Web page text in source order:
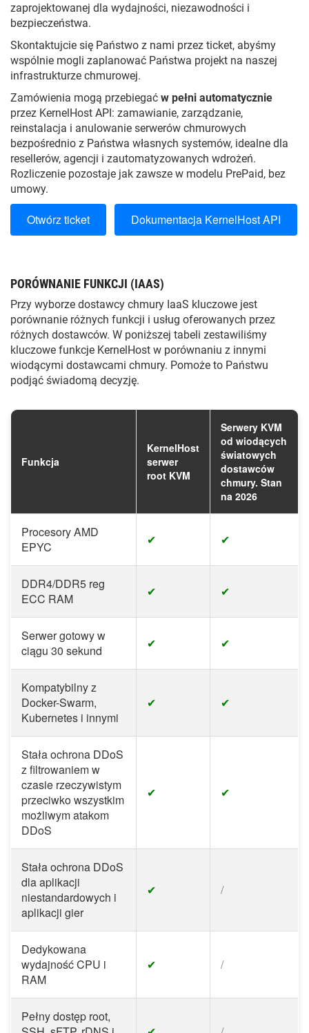
zaprojektowanej dla wydajności, niezawodności i
bezpieczeństwa.
Skontaktujcie się Państwo z nami przez ticket, abyśmy
wspólnie mogli zaplanować Państwa projekt na naszej
infrastrukturze chmurowej.
Zamówienia mogą przebiegać w pełni automatycznie
przez KernelHost API: zamawianie, zarządzanie,
reinstalacja i anulowanie serwerów chmurowych
bezpośrednio z Państwa własnych systemów, idealne dla
resellerów, agencji i zautomatyzowanych wdrożeń.
Rozliczenie pozostaje jak zawsze w modelu PrePaid, bez
umowy.
Otwórz ticket Dokumentacja KernelHost API
PORÓWNANIE FUNKCJI (IAAS)
Przy wyborze dostawcy chmury IaaS kluczowe jest
porównanie różnych funkcji i usług oferowanych przez
różnych dostawców. W poniższej tabeli zestawiliśmy
kluczowe funkcje KernelHost w porównaniu z innymi
wiodącymi dostawcami chmury. Pomoże to Państwu
podjąć świadomą decyzję.
Funkcja
KernelHost
serwer
root KVM
Serwery KVM
od wiodących
światowych
dostawców
chmury. Stan
na 2026
Procesory AMD
EPYC
✔ ✔
DDR4/DDR5 reg
ECC RAM
✔ ✔
Serwer gotowy w
ciągu 30 sekund
✔ ✔
Kompatybilny z
Docker-Swarm,
Kubernetes i innymi
✔ ✔
Stała ochrona DDoS
z filtrowaniem w
czasie rzeczywistym
przeciwko wszystkim
możliwym atakom
DDoS
✔ ✔
Stała ochrona DDoS
dla aplikacji
niestandardowych i
aplikacji gier
✔ /
Dedykowana
wydajność CPU i
RAM
✔ /
Pełny dostęp root,